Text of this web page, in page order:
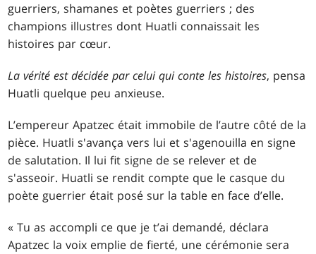
guerriers, shamanes et poètes guerriers ; des
champions illustres dont Huatli connaissait les
histoires par cœur.
La vérité est décidée par celui qui conte les histoires, pensa
Huatli quelque peu anxieuse.
L’empereur Apatzec était immobile de l’autre côté de la
pièce. Huatli s'avança vers lui et s'agenouilla en signe
de salutation. Il lui fit signe de se relever et de
s'asseoir. Huatli se rendit compte que le casque du
poète guerrier était posé sur la table en face d’elle.
« Tu as accompli ce que je t’ai demandé, déclara
Apatzec la voix emplie de fierté, une cérémonie sera